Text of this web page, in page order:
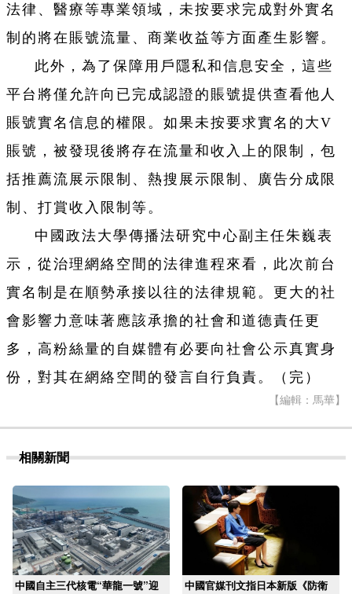
法律、醫療等專業領域，未按要求完成對外實名
制的將在賬號流量、商業收益等方面產生影響。
此外，為了保障用戶隱私和信息安全，這些
平台將僅允許向已完成認證的賬號提供查看他人
賬號實名信息的權限。如果未按要求實名的大V
賬號，被發現後將存在流量和收入上的限制，包
括推薦流展示限制、熱搜展示限制、廣告分成限
制、打賞收入限制等。
中國政法大學傳播法研究中心副主任朱巍表
示，從治理網絡空間的法律進程來看，此次前台
實名制是在順勢承接以往的法律規範。更大的社
會影響力意味著應該承擔的社會和道德責任更
多，高粉絲量的自媒體有必要向社會公示真實身
份，對其在網絡空間的發言自行負責。（完）
【編輯：馬華】
相關新聞
中國自主三代核電“華龍一號”迎
中國官媒刊文指日本新版《防衛